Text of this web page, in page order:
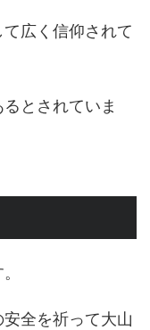
広く信仰されて
とされていま
全を祈って大山